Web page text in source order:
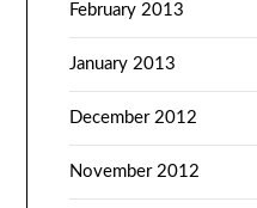
February 2013
January 2013
December 2012
November 2012